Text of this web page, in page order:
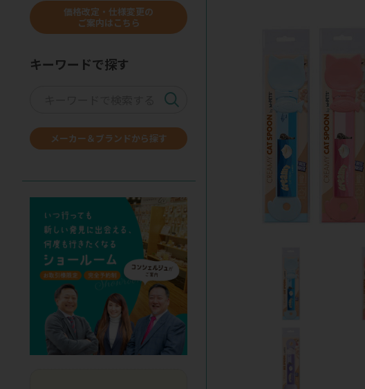
価格改定・仕様変更の
ご案内はこちら
キーワードで探す
メーカー＆ブランドから探す